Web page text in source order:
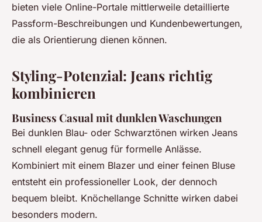
bieten viele Online-Portale mittlerweile detaillierte
Passform-Beschreibungen und Kundenbewertungen,
die als Orientierung dienen können.
Styling-Potenzial: Jeans richtig
kombinieren
Business Casual mit dunklen Waschungen
Bei dunklen Blau- oder Schwarztönen wirken Jeans
schnell elegant genug für formelle Anlässe.
Kombiniert mit einem Blazer und einer feinen Bluse
entsteht ein professioneller Look, der dennoch
bequem bleibt. Knöchellange Schnitte wirken dabei
besonders modern.